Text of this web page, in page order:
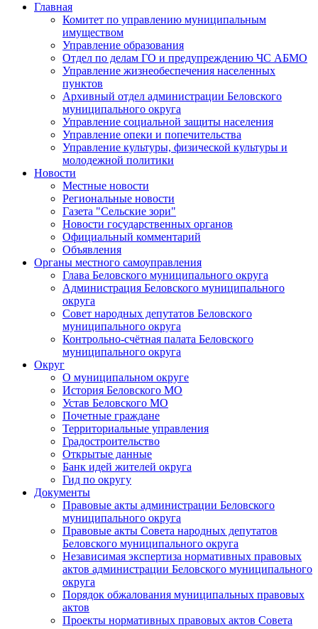
Главная
Комитет по управлению муниципальным
имуществом
Управление образования
Отдел по делам ГО и предупреждению ЧС АБМО
Управление жизнеобеспечения населенных
пунктов
Архивный отдел администрации Беловского
муниципального округа
Управление социальной защиты населения
Управление опеки и попечительства
Управление культуры, физической культуры и
молодежной политики
Новости
Местные новости
Региональные новости
Газета "Сельские зори"
Новости государственных органов
Официальный комментарий
Объявления
Органы местного самоуправления
Глава Беловского муниципального округа
Администрация Беловского муниципального
округа
Совет народных депутатов Беловского
муниципального округа
Контрольно-счётная палата Беловского
муниципального округа
Округ
О муниципальном округе
История Беловского МО
Устав Беловского МО
Почетные граждане
Территориальные управления
Градостроительство
Открытые данные
Банк идей жителей округа
Гид по округу
Документы
Правовые акты администрации Беловского
муниципального округа
Правовые акты Совета народных депутатов
Беловского муниципального округа
Независимая экспертиза нормативных правовых
актов администрации Беловского муниципального
округа
Порядок обжалования муниципальных правовых
актов
Проекты нормативных правовых актов Совета